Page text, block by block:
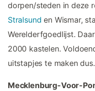
dorpen/steden in deze
Stralsund en Wismar,
Werelderfgoedlijst.
2000 kastelen.
uitstapjes te maken dus.
Mecklenburg-Voor-